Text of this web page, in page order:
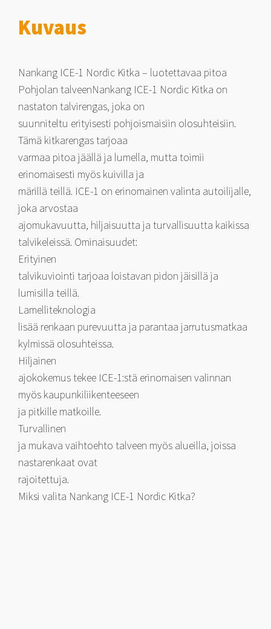
Kuvaus
Nankang ICE-1 Nordic Kitka – luotettavaa pitoa
Pohjolan talveenNankang ICE-1 Nordic Kitka on
nastaton talvirengas, joka on
suunniteltu erityisesti pohjoismaisiin olosuhteisiin.
Tämä kitkarengas tarjoaa
varmaa pitoa jäällä ja lumella, mutta toimii
erinomaisesti myös kuivilla ja
märillä teillä. ICE-1 on erinomainen valinta autoilijalle,
joka arvostaa
ajomukavuutta, hiljaisuutta ja turvallisuutta kaikissa
talvikeleissä. Ominaisuudet:
Erityinen
talvikuviointi tarjoaa loistavan pidon jäisillä ja
lumisilla teillä.
Lamelliteknologia
lisää renkaan purevuutta ja parantaa jarrutusmatkaa
kylmissä olosuhteissa.
Hiljainen
ajokokemus tekee ICE-1:stä erinomaisen valinnan
myös kaupunkiliikenteeseen
ja pitkille matkoille.
Turvallinen
ja mukava vaihtoehto talveen myös alueilla, joissa
nastarenkaat ovat
rajoitettuja.
Miksi valita Nankang ICE-1 Nordic Kitka?